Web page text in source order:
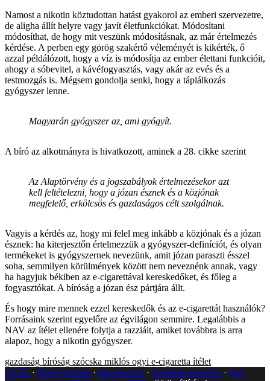
Namost a nikotin köztudottan hatást gyakorol az emberi szervezetre,
de aligha állít helyre vagy javít életfunkciókat. Módosítani
módosíthat, de hogy mit veszünk módosításnak, az már értelmezés
kérdése. A perben egy görög szakértő véleményét is kikérték, ő
azzal példálózott, hogy a víz is módosítja az ember élettani funkcióit,
ahogy a sóbevitel, a kávéfogyasztás, vagy akár az evés és a
testmozgás is. Mégsem gondolja senki, hogy a táplálkozás
gyógyszer lenne.
Magyarán gyógyszer az, ami gyógyít.
A bíró az alkotmányra is hivatkozott, aminek a 28. cikke szerint
Az Alaptörvény és a jogszabályok értelmezésekor azt
kell feltételezni, hogy a józan észnek és a közjónak
megfelelő, erkölcsös és gazdaságos célt szolgálnak.
Vagyis a kérdés az, hogy mi felel meg inkább a közjónak és a józan
észnek: ha kiterjesztőn értelmezzük a gyógyszer-definíciót, és olyan
termékeket is gyógyszernek nevezünk, amit józan paraszti ésszel
soha, semmilyen körülmények között nem neveznénk annak, vagy
ha hagyjuk békiben az e-cigarettával kereskedőket, és főleg a
fogyasztókat. A bíróság a józan ész pártjára állt.
És hogy mire mennek ezzel kereskedők és az e-cigarettát használók?
Forrásaink szerint egyelőre az égvilágon semmire. Legalábbis a
NAV az ítélet ellenére folytja a razziáit, amiket továbbra is arra
alapoz, hogy a nikotin gyógyszer.
gazdaság bíróság szócska miklós ogyi e-cigaretta ítélet
GYIK
Hibát jelentek Impresszum Javítások kezelése
Jogi